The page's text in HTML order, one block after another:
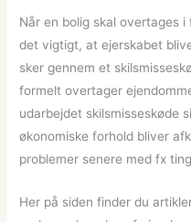
Når en bolig skal overtages
det vigtigt, at ejerskabet
sker gennem et
formelt overtager
udarbejdet skilsmisseskøde
økonomiske forhold bliver
problemer senere med fx
Her på siden finder du